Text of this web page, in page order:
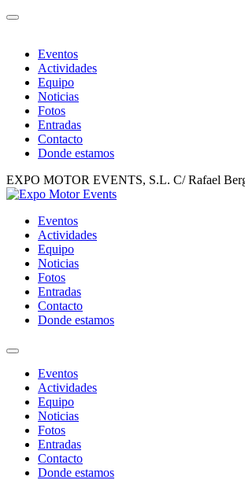
Eventos
Actividades
Equipo
Noticias
Fotos
Entradas
Contacto
Donde estamos
EXPO MOTOR EVENTS, S.L. C/ Rafael
Ir
contenidoEventos
Actividades
Equipo
Noticias
Fotos
Entradas
Contacto
Donde estamos
Eventos
Actividades
Equipo
Noticias
Fotos
Entradas
Contacto
Donde estamos